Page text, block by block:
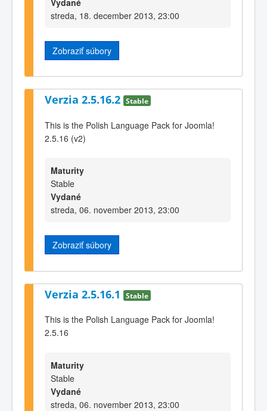
streda, 18. december 2013, 23:00
Zobraziť súbory
Verzia 2.5.16.2 Stable
This is the Polish Language Pack for Joomla!
2.5.16 (v2)
Maturity
Stable
Vydané
streda, 06. november 2013, 23:00
Zobraziť súbory
Verzia 2.5.16.1 Stable
This is the Polish Language Pack for Joomla!
2.5.16
Maturity
Stable
Vydané
streda, 06. november 2013, 23:00